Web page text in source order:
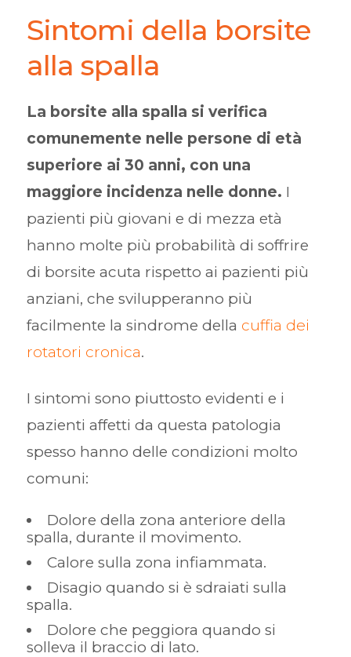
Sintomi della borsite
alla spalla
La borsite alla spalla si verifica
comunemente nelle persone di età
superiore ai 30 anni, con una
maggiore incidenza nelle donne. I
pazienti più giovani e di mezza età
hanno molte più probabilità di soffrire
di borsite acuta rispetto ai pazienti più
anziani, che svilupperanno più
facilmente la sindrome della cuffia dei
rotatori cronica.
I sintomi sono piuttosto evidenti e i
pazienti affetti da questa patologia
spesso hanno delle condizioni molto
comuni:
Dolore della zona anteriore della
spalla, durante il movimento.
Calore sulla zona infiammata.
Disagio quando si è sdraiati sulla
spalla.
Dolore che peggiora quando si
solleva il braccio di lato.